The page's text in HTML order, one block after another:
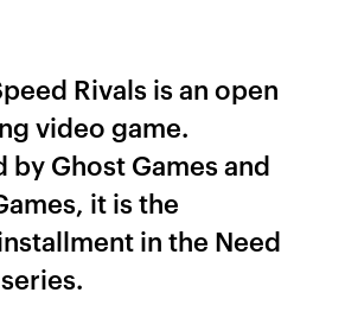
Rivals is an open
video game.
by Ghost Games and
it is the
in the Need